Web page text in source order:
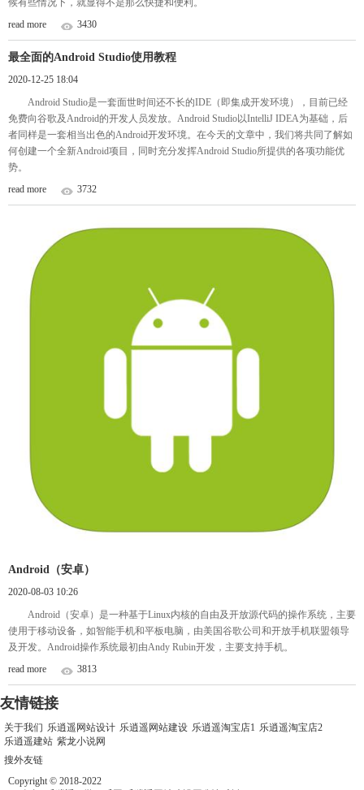
候有些情况下，就显得不是那么快捷和便利。
read more
3430
最全面的Android Studio使用教程
2020-12-25 18:04
Android Studio是一套面世时间还不长的IDE（即集成开发环境），目前已经
免费向谷歌及Android的开发人员发放。Android Studio以IntelliJ IDEA为基础，后
者同样是一套相当出色的Android开发环境。在今天的文章中，我们将共同了解如
何创建一个全新Android项目，同时充分发挥Android Studio所提供的各项功能优
势。
read more
3732
Android（安卓）
2020-08-03 10:26
Android（安卓）是一种基于Linux内核的自由及开放源代码的操作系统，主要
使用于移动设备，如智能手机和平板电脑，由美国谷歌公司和开放手机联盟领导
及开发。Android操作系统最初由Andy Rubin开发，主要支持手机。
read more
3813
友情链接
关于我们 乐逍遥网站设计 乐逍遥网站建设 乐逍遥淘宝店1 乐逍遥淘宝店2
乐逍遥建站 紫龙小说网
搜外友链
Copyright © 2018-2022